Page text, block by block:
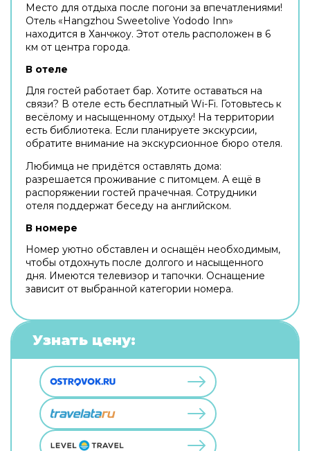
Место для отдыха после погони за впечатлениями!
Отель «Hangzhou Sweetolive Yododo Inn»
находится в Ханчжоу. Этот отель расположен в 6
км от центра города.
В отеле
Для гостей работает бар. Хотите оставаться на
связи? В отеле есть бесплатный Wi-Fi. Готовьтесь к
весёлому и насыщенному отдыху! На территории
есть библиотека. Если планируете экскурсии,
обратите внимание на экскурсионное бюро отеля.
Любимца не придётся оставлять дома:
разрешается проживание с питомцем. А ещё в
распоряжении гостей прачечная. Сотрудники
отеля поддержат беседу на английском.
В номере
Номер уютно обставлен и оснащён необходимым,
чтобы отдохнуть после долгого и насыщенного
дня. Имеются телевизор и тапочки. Оснащение
зависит от выбранной категории номера.
Узнать цену: